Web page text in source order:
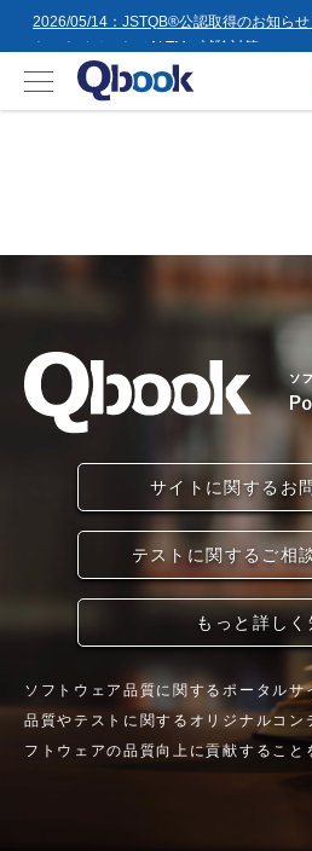
8月16日(日)まで
2026/05/14：JSTQB®公認取得のお知ら
トマネジメント（ALTM）試験対策...
2026/03/02：バルテス・ホールディング
に伴うサービス提供会社変更のお知らせ
2026/02/09：【重要】「テス友」システ
せ
2025/02/19：【重要】システム変更に伴
2026/07/27：【夏季休業のお知らせ】
サイトに関するお
テストに関するご相
もっと詳しく
ソフトウェア品質に関するポータル
品質やテストに関するオリジナルコ
フトウェアの品質向上に貢献すること